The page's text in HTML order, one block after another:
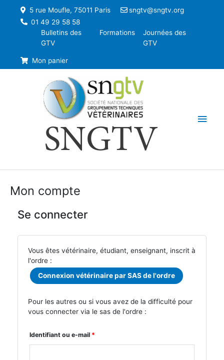
5 rue Moufle, 75011 Paris
sngtv@sngtv.org
01 49 29 58 58
Bulletins des
GTV
Formations
Journées des
GTV
Mon panier
SNGTV
Mon compte
Se connecter
Vous êtes vétérinaire, étudiant, enseignant, inscrit à
l'ordre :
Connexion vétérinaire par SAS de l'ordre
Pour les autres ou si vous avez de la difficulté pour
vous connecter via le sas de l'ordre :
Identifiant ou e-mail *